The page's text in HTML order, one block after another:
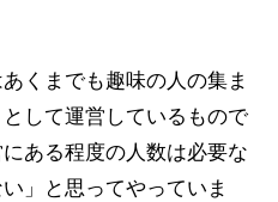
くまでも趣味の人の集ま
して運営しているもので
ある程度の人数は必要な
」と思ってやっていま